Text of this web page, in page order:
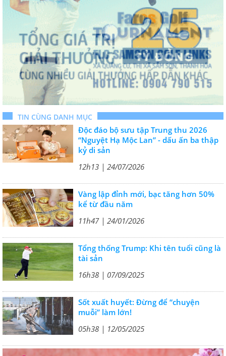
TIN CÙNG DANH MỤC
Độc đáo bộ sưu tập Trung thu 2026
“Nguyệt Hạ Mộc Lan” - dấu ấn ba thập
kỷ di sản
12h13 | 24/07/2026
Vàng lập đỉnh mới, bạc tăng hơn 50%
kể từ đầu năm
11h47 | 24/01/2026
Tổng thống Trump: Khi tên tuổi cũng là
tài sản
16h38 | 07/09/2025
Sốt xuất huyết: Đừng để “chuyện
muỗi” làm lớn!
05h38 | 12/05/2025